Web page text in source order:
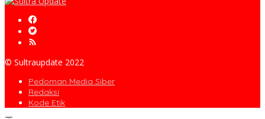
© Sultraupdate 2022
Pedoman Media Siber
Redaksi
Kode Etik